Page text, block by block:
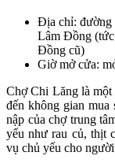
Địa chỉ: đường
Lâm Đồng
Đồng cũ)
Giờ mở cửa:
Chợ Chi Lăng là
đến không gian
nập của chợ trung
yếu như rau củ, thịt
vụ chủ yếu cho